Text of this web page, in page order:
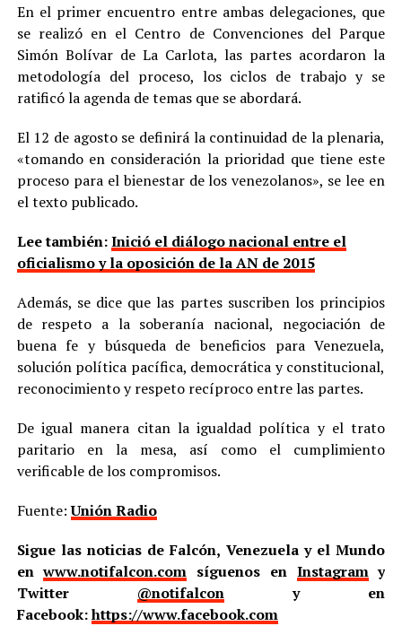
En el primer encuentro entre ambas delegaciones, que
se realizó en el Centro de Convenciones del Parque
Simón Bolívar de La Carlota, las partes acordaron la
metodología del proceso, los ciclos de trabajo y se
ratificó la agenda de temas que se abordará.
El 12 de agosto se definirá la continuidad de la plenaria,
«tomando en consideración la prioridad que tiene este
proceso para el bienestar de los venezolanos», se lee en
el texto publicado.
Lee también:Inició el diálogo nacional entre el
oficialismo y la oposición de la AN de 2015
Además, se dice que las partes suscriben los principios
de respeto a la soberanía nacional, negociación de
buena fe y búsqueda de beneficios para Venezuela,
solución política pacífica, democrática y constitucional,
reconocimiento y respeto recíproco entre las partes.
De igual manera citan la igualdad política y el trato
paritario en la mesa, así como el cumplimiento
verificable de los compromisos.
Fuente:Unión Radio
Sigue las noticias de Falcón, Venezuela y el Mundo
enwww.notifalcon.com síguenos en Instagramy
Twitter @notifalcony en
Facebook:https://www.facebook.com